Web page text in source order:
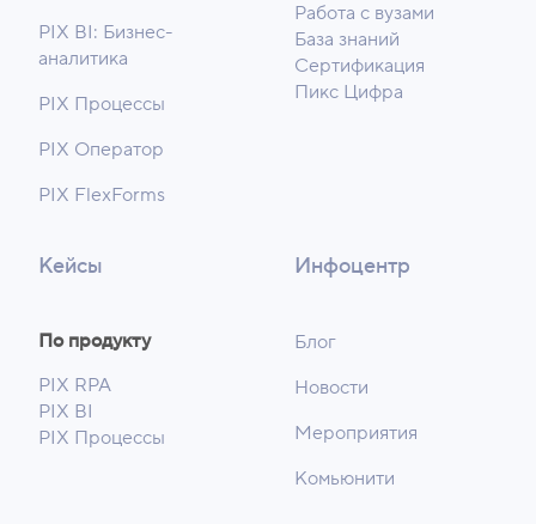
PIX BI: Бизнес-
аналитика
PIX Процессы
PIX Оператор
PIX FlexForms
Работа с вузами
База знаний
Сертификация
Пикс Цифра
Кейсы
По продукту
PIX RPA
PIX BI
PIX Процессы
Инфоцентр
Блог
Новости
Мероприятия
Комьюнити